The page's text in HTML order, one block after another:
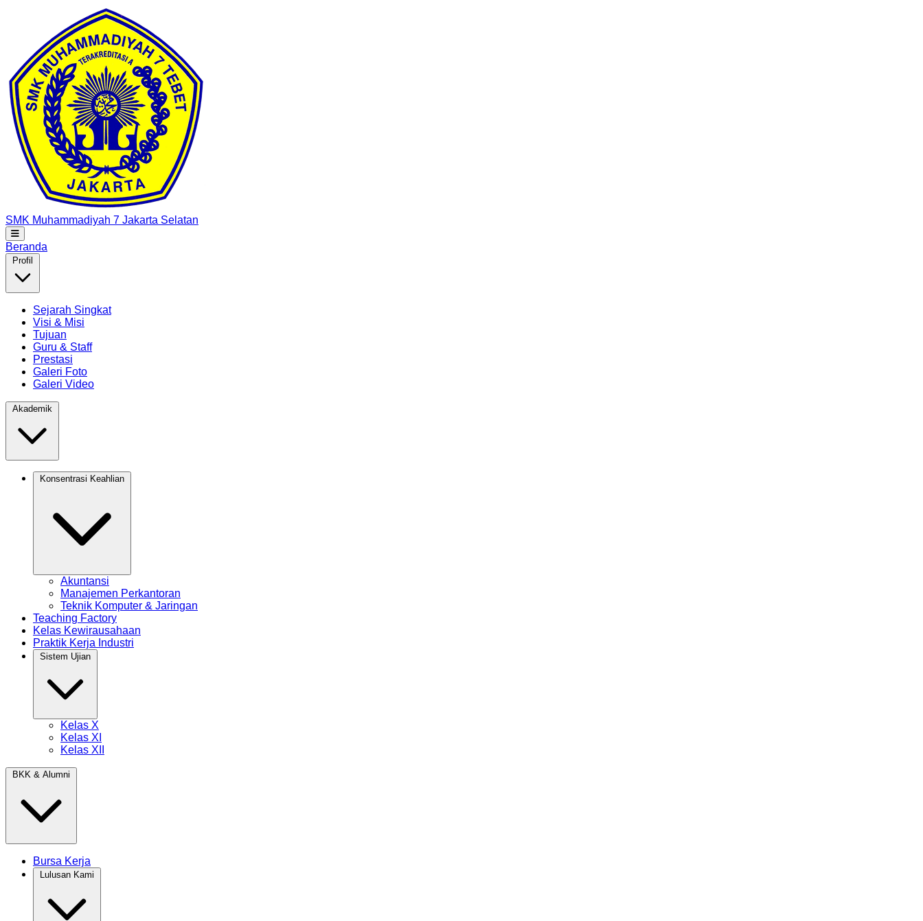
SMK Muhammadiyah 7 Jakarta Selatan
Beranda
Sejarah Singkat
Visi & Misi
Tujuan
Guru & Staff
Prestasi
Galeri Foto
Galeri Video
Akuntansi
Manajemen Perkantoran
Teknik Komputer & Jaringan
Teaching Factory
Kelas Kewirausahaan
Praktik Kerja Industri
Kelas X
Kelas XI
Kelas XII
Bursa Kerja